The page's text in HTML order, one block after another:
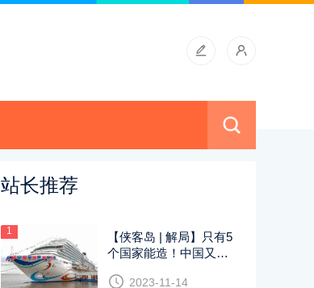
站长推荐
1
【侠客岛 | 解局】只有5
个国家能造！中国又一
2023-11-14